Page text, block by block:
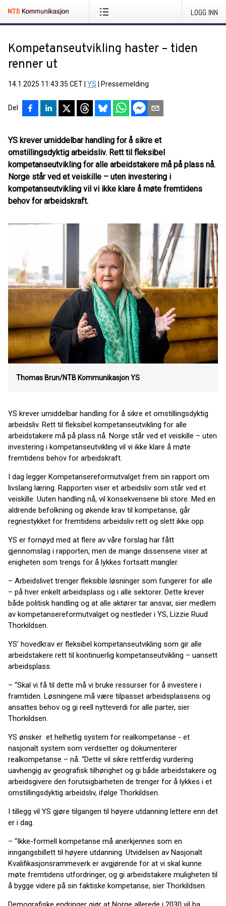
LOGG INN
Kompetanseutvikling haster – tiden
renner ut
14.1.2025 11:43:35 CET YS Pressemelding
Del
YS krever umiddelbar handling for å sikre et
omstillingsdyktig arbeidsliv. Rett til fleksibel
kompetanseutvikling for alle arbeidstakere må på plass nå.
Norge står ved et veiskille – uten investering i
kompetanseutvikling vil vi ikke klare å møte fremtidens
behov for arbeidskraft.
Thomas Brun/NTB KommunikasjonYS
YS krever umiddelbar handling for å sikre et omstillingsdyktig
arbeidsliv. Rett til fleksibel kompetanseutvikling for alle
arbeidstakere må på plass nå. Norge står ved et veiskille – uten
investering i kompetanseutvikling vil vi ikke klare å møte
fremtidens behov for arbeidskraft.
I dag legger Kompetansereformutvalget frem sin rapport om
livslang læring. Rapporten viser et arbeidsliv som står ved et
veiskille: Uuten handling nå, vil konsekvensene bli store. Med en
aldrende befolkning og økende krav til kompetanse, går
regnestykket for fremtidens arbeidsliv rett og slett ikke opp.
YS er fornøyd med at flere av våre forslag har fått
gjennomslag i rapporten, men de mange dissensene viser at
enigheten som trengs for å lykkes fortsatt mangler.
– Arbeidslivet trenger fleksible løsninger som fungerer for alle
– på hver enkelt arbeidsplass og i alle sektorer. Dette krever
både politisk handling og at alle aktører tar ansvar, sier medlem
av kompetansereformutvalget og nestleder i YS, Lizzie Ruud
Thorkildsen.
YS’ hovedkrav er fleksibel kompetanseutvikling som gir alle
arbeidstakere rett til kontinuerlig kompetanseutvikling – uansett
arbeidsplass.
– “Skal vi få til dette må vi bruke ressurser for å investere i
framtiden. Løsningene må være tilpasset arbeidsplassens og
ansattes behov og gi reell nytteverdi for alle parter, sier
Thorkildsen.
YS ønsker et helhetlig system for realkompetanse - et
nasjonalt system som verdsetter og dokumenterer
realkompetanse – nå. “Dette vil sikre rettferdig vurdering
uavhengig av geografisk tilhørighet og gi både arbeidstakere og
arbeidsgivere den forutsigbarheten de trenger for å lykkes i et
omstillingsdyktig arbeidsliv, ifølge Thorkildsen.
I tillegg vil YS gjøre tilgangen til høyere utdanning lettere enn det
er i dag.
– “Ikke-formell kompetanse må anerkjennes som en
inngangsbillett til høyere utdanning. Utvidelsen av Nasjonalt
Kvalifikasjonsrammeverk er avgjørende for at vi skal kunne
møte fremtidens utfordringer, og gi arbeidstakere muligheten til
å bygge videre på sin faktiske kompetanse, sier Thorkildsen.